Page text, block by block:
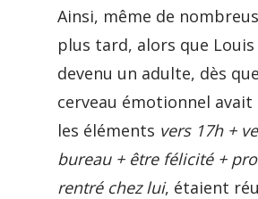
Ainsi, même de
plus tard, alors que
devenu un adulte, dès
cerveau émotionnel avait
les éléments vers 17h +
bureau + être félicité +
rentré chez lui, étaient